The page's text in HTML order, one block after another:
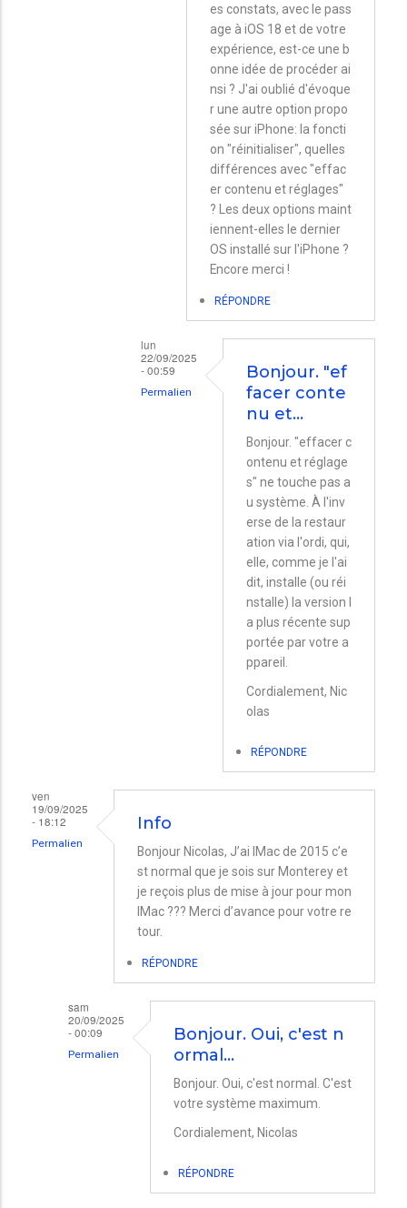
es constats, avec le pass
age à iOS 18 et de votre
expérience, est-ce une b
onne idée de procéder ai
nsi ? J'ai oublié d'évoque
r une autre option propo
sée sur iPhone: la foncti
on "réinitialiser", quelles
différences avec "effac
er contenu et réglages"
? Les deux options maint
iennent-elles le dernier
OS installé sur l'iPhone ?
Encore merci !
RÉPONDRE
lun
22/09/2025
- 00:59
Permalien
Bonjour. "ef
facer conte
nu et…
Bonjour. "effacer c
ontenu et réglage
s" ne touche pas a
u système. À l'inv
erse de la restaur
ation via l'ordi, qui,
elle, comme je l'ai
dit, installe (ou réi
nstalle) la version l
a plus récente sup
portée par votre a
ppareil.
Cordialement, Nic
olas
RÉPONDRE
ven
19/09/2025
- 18:12
Permalien
Info
Bonjour Nicolas, J’ai IMac de 2015 c’e
st normal que je sois sur Monterey et
je reçois plus de mise à jour pour mon
IMac ??? Merci d’avance pour votre re
tour.
RÉPONDRE
sam
20/09/2025
- 00:09
Permalien
Bonjour. Oui, c'est n
ormal…
Bonjour. Oui, c'est normal. C'est
votre système maximum.
Cordialement, Nicolas
RÉPONDRE